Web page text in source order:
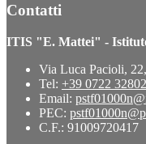
Contatti
ITIS "E. Mattei" -
Via Luca Pacioli,
Tel: +39 0722
Email:
PEC:
C.F.: 91009720417